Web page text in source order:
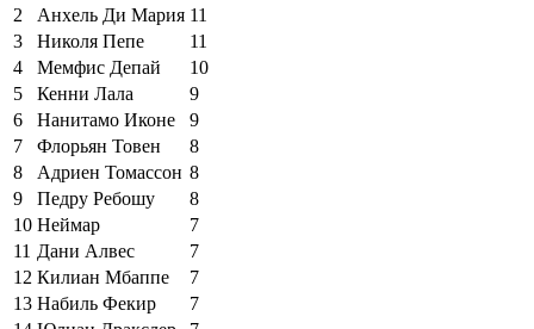
2
Анхель Ди Мария 11
3
Николя Пепе
11
4
Мемфис Депай
10
5
Кенни Лала
9
6
Нанитамо Иконе
9
7
Флорьян Товен
8
8
Адриен Томассон 8
9
Педру Ребошу
8
10 Неймар
7
11 Дани Алвес
7
12 Килиан Мбаппе
7
13 Набиль Фекир
7